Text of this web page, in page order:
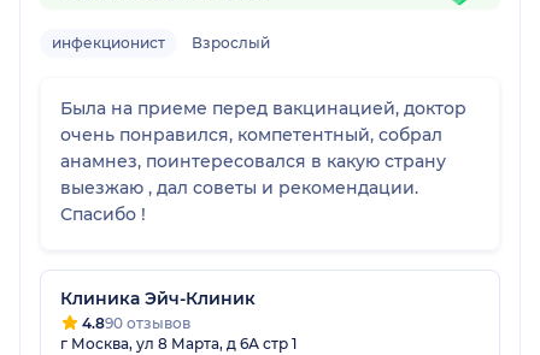
инфекционист Взрослый
Была на приеме перед вакцинацией, доктор
очень понравился, компетентный, собрал
анамнез, поинтересовался в какую страну
выезжаю , дал советы и рекомендации.
Спасибо !
Клиника Эйч-Клиник
4.890 отзывов
г Москва, ул 8 Марта, д 6А стр 1